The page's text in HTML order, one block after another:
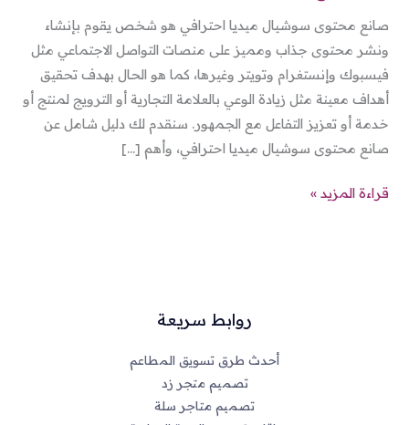
صانع محتوى سوشيال ميديا احترافي هو شخص يقوم بإنشاء
ونشر محتوى جذاب ومميز على منصات التواصل الاجتماعي مثل
فيسبوك وإنستغرام وتويتر وغيرها، كما هو الحال بهدف تحقيق
أهداف معينة مثل زيادة الوعي بالعلامة التجارية أو الترويج لمنتج أو
خدمة أو تعزيز التفاعل مع الجمهور. سنقدم لك دليل شامل عن
صانع محتوى سوشيال ميديا احترافي، وأهم […]
قراءة المزيد »
روابط سريعة
أحدث طرق تسويق المطاعم
تصميم متجر زد
تصميم متاجر سلة